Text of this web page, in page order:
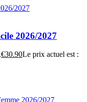
2026/2027
€30.90Le prix actuel est :